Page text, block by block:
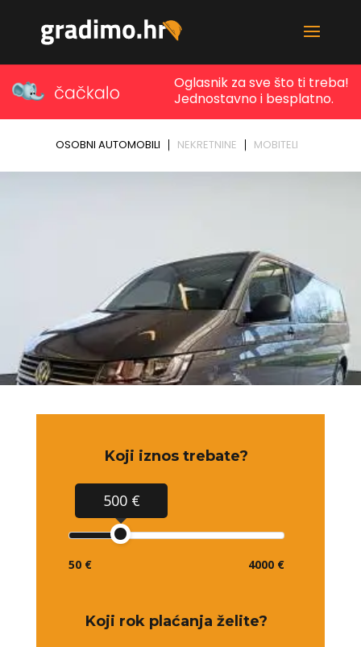
Koji iznos trebate?
500 €
50 € 4000 €
Koji rok plaćanja želite?